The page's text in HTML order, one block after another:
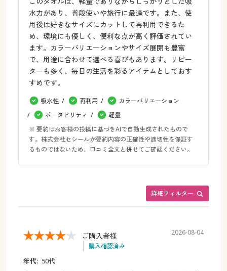
水力があり、普段使いや旅行に最適です。また、使
用後は好きなサイズにカットして再利用できるた
め、環境にも優しく、便利な点が高く評価されてい
ます。カラーバリエーションやサイズ展開も豊富
で、用途に合わせて選べる喜びもあります。リピー
ターも多く、毎日の生活を彩るアイテムとしておす
すめです。
吸水性 再利用
カラーバリエーション
ポータビリティ
軽量
※ 要約はお客様の投稿に基づきAIで自動生成されたもので
す。株式会社セシールが要約内容の正確性や適切性を保証す
るものではないため、口コミ全文と併せてご確認ください。
詳細フィルター
ご購入者様
購入確認済み
2026-08-04
年代: 50代